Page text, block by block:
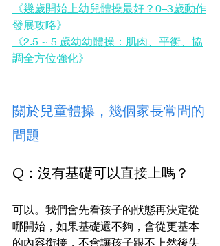
《幾歲開始上幼兒體操最好？0–3歲動作
發展攻略》
《2.5 ~ 5 歲幼幼體操：肌肉、平衡、協
調全方位強化》
關於兒童體操，幾個家長常問的
問題
Q：沒有基礎可以直接上嗎？
可以。我們會先看孩子的狀態再決定從
哪開始，如果基礎還不夠，會從更基本
的內容銜接，不會讓孩子跟不上然後失